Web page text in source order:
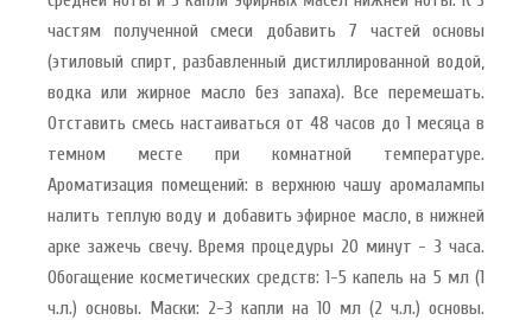
частям полученной смеси добавить 7 частей основы
(этиловый спирт, разбавленный дистиллированной водой,
водка или жирное масло без запаха). Все перемешать.
Отставить смесь настаиваться от 48 часов до 1 месяца в
темном месте при комнатной температуре.
Ароматизация помещений: в верхнюю чашу аромалампы
налить теплую воду и добавить эфирное масло, в нижней
арке зажечь свечу. Время процедуры 20 минут - 3 часа.
Обогащение косметических средств: 1-5 капель на 5 мл (1
ч.л.) основы. Маски: 2-3 капли на 10 мл (2 ч.л.) основы.